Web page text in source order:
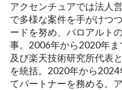
アクセンチュアでは法人
で多様な案件を手がけつ
ードを努め、パロアルト
事。2006年から2020年
及び楽天技術研究所代表
を統括。2020年から
てパートナーを務める。